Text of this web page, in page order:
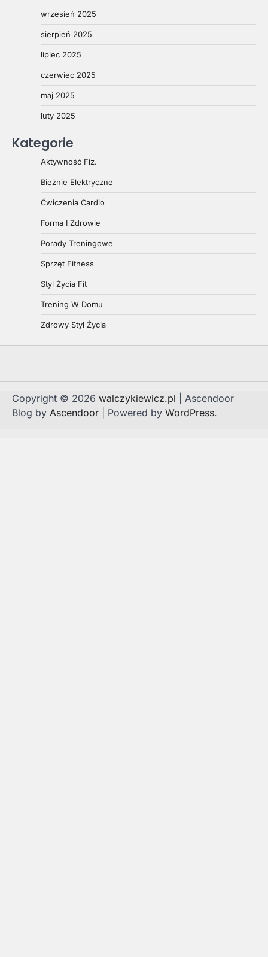
wrzesień 2025
sierpień 2025
lipiec 2025
czerwiec 2025
maj 2025
luty 2025
Kategorie
Aktywność Fiz.
Bieżnie Elektryczne
Ćwiczenia Cardio
Forma I Zdrowie
Porady Treningowe
Sprzęt Fitness
Styl Życia Fit
Trening W Domu
Zdrowy Styl Życia
Copyright © 2026 walczykiewicz.pl | Ascendoor
Blog by Ascendoor | Powered by WordPress.